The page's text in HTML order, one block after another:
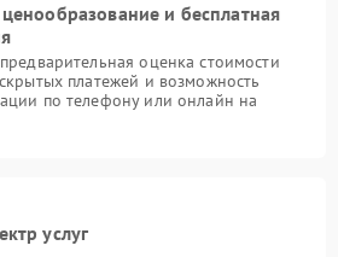
и бесплатная
оценка стоимости
платежей и возможность
по телефону или онлайн на
услуг